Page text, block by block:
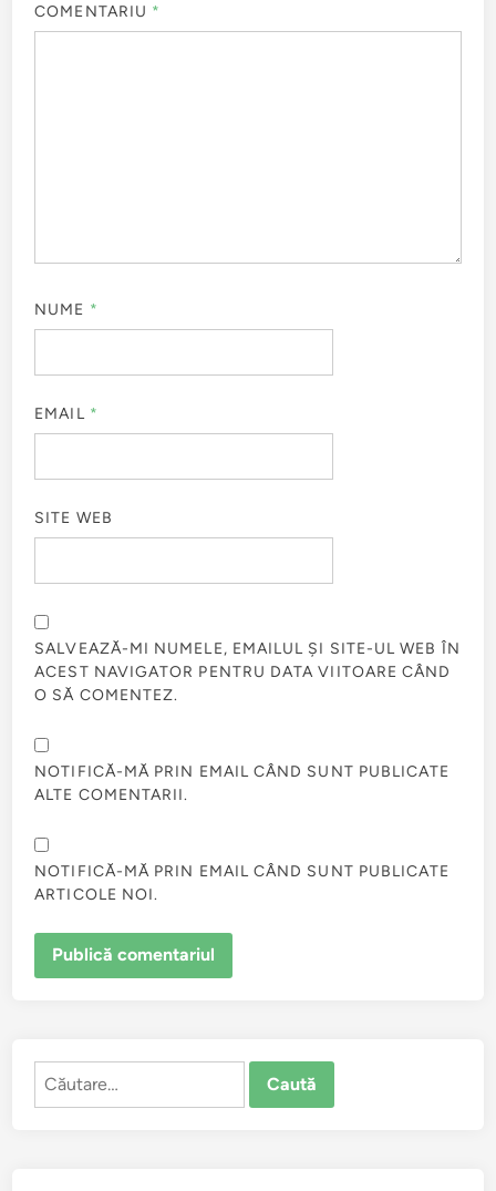
COMENTARIU *
NUME *
EMAIL *
SITE WEB
SALVEAZĂ-MI NUMELE, EMAILUL ȘI SITE-UL WEB ÎN
ACEST NAVIGATOR PENTRU DATA VIITOARE CÂND
O SĂ COMENTEZ.
NOTIFICĂ-MĂ PRIN EMAIL CÂND SUNT PUBLICATE
ALTE COMENTARII.
NOTIFICĂ-MĂ PRIN EMAIL CÂND SUNT PUBLICATE
ARTICOLE NOI.
Caută